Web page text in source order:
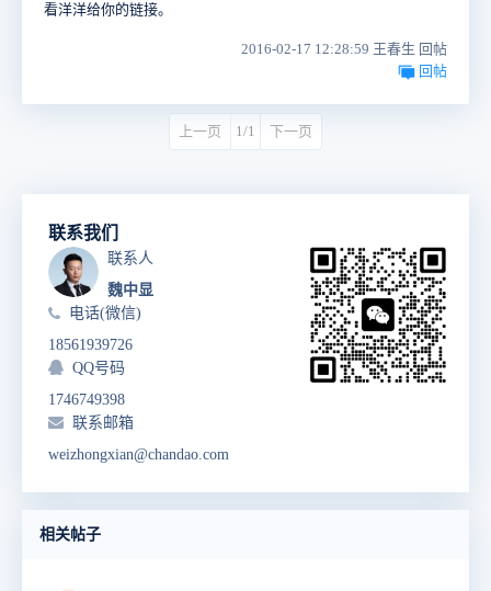
看洋洋给你的链接。
2016-02-17 12:28:59 王春生 回帖
回帖
上一页 1/1 下一页
联系我们
联系人
魏中显
电话(微信)
18561939726
QQ号码
1746749398
联系邮箱
weizhongxian@chandao.com
相关帖子